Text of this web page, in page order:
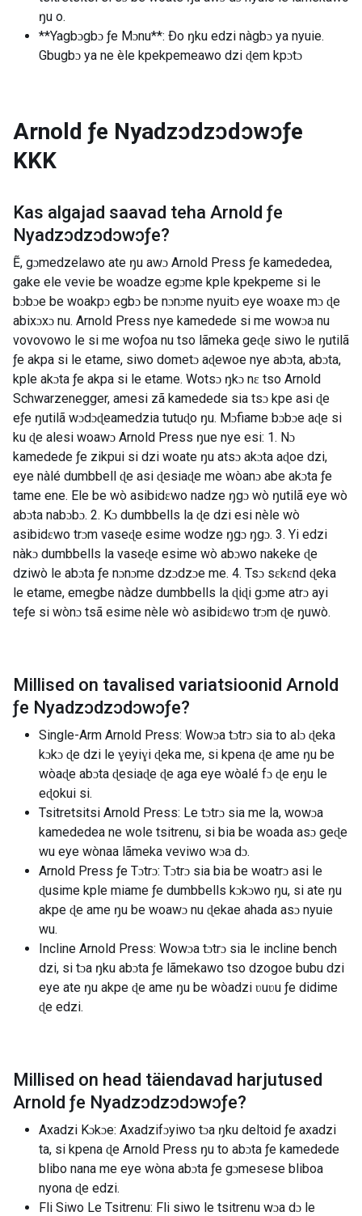
ŋu o.
**Yagbɔgbɔ ƒe Mɔnu**: Ðo ŋku edzi nàgbɔ ya nyuie.
Gbugbɔ ya ne èle kpekpemeawo dzi ɖem kpɔtɔ
Arnold ƒe Nyadzɔdzɔdɔwɔƒe
KKK
Kas algajad saavad teha Arnold ƒe
Nyadzɔdzɔdɔwɔƒe?
Ẽ, gɔmedzelawo ate ŋu awɔ Arnold Press ƒe kamededea,
gake ele vevie be woadze egɔme kple kpekpeme si le
bɔbɔe be woakpɔ egbɔ be nɔnɔme nyuitɔ eye woaxe mɔ ɖe
abixɔxɔ nu. Arnold Press nye kamedede si me wowɔa nu
vovovowo le si me woƒoa nu tso lãmeka geɖe siwo le ŋutilã
ƒe akpa si le etame, siwo dometɔ aɖewoe nye abɔta, abɔta,
kple akɔta ƒe akpa si le etame. Wotsɔ ŋkɔ nɛ tso Arnold
Schwarzenegger, amesi zã kamedede sia tsɔ kpe asi ɖe
eƒe ŋutilã wɔdɔɖeamedzia tutuɖo ŋu. Mɔfiame bɔbɔe aɖe si
ku ɖe alesi woawɔ Arnold Press ŋue nye esi: 1. Nɔ
kamedede ƒe zikpui si dzi woate ŋu atsɔ akɔta aɖoe dzi,
eye nàlé dumbbell ɖe asi ɖesiaɖe me wòanɔ abe akɔta ƒe
tame ene. Ele be wò asibidɛwo nadze ŋgɔ wò ŋutilã eye wò
abɔta nabɔbɔ. 2. Kɔ dumbbells la ɖe dzi esi nèle wò
asibidɛwo trɔm vaseɖe esime wodze ŋgɔ ŋgɔ. 3. Yi edzi
nàkɔ dumbbells la vaseɖe esime wò abɔwo nakeke ɖe
dziwò le abɔta ƒe nɔnɔme dzɔdzɔe me. 4. Tsɔ sɛkɛnd ɖeka
le etame, emegbe nàdze dumbbells la ɖiɖi gɔme atrɔ ayi
teƒe si wònɔ tsã esime nèle wò asibidɛwo trɔm ɖe ŋuwò.
Millised on tavalised variatsioonid Arnold
ƒe Nyadzɔdzɔdɔwɔƒe?
Single-Arm Arnold Press: Wowɔa tɔtrɔ sia to alɔ ɖeka
kɔkɔ ɖe dzi le ɣeyiɣi ɖeka me, si kpena ɖe ame ŋu be
wòaɖe abɔta ɖesiaɖe ɖe aga eye wòalé fɔ ɖe eŋu le
eɖokui si.
Tsitretsitsi Arnold Press: Le tɔtrɔ sia me la, wowɔa
kamededea ne wole tsitrenu, si bia be woada asɔ geɖe
wu eye wònaa lãmeka veviwo wɔa dɔ.
Arnold Press ƒe Tɔtrɔ: Tɔtrɔ sia bia be woatrɔ asi le
ɖusime kple miame ƒe dumbbells kɔkɔwo ŋu, si ate ŋu
akpe ɖe ame ŋu be woawɔ nu ɖekae ahada asɔ nyuie
wu.
Incline Arnold Press: Wowɔa tɔtrɔ sia le incline bench
dzi, si tɔa ŋku abɔta ƒe lãmekawo tso dzogoe bubu dzi
eye ate ŋu akpe ɖe ame ŋu be wòadzi ʋuʋu ƒe didime
ɖe edzi.
Millised on head täiendavad harjutused
Arnold ƒe Nyadzɔdzɔdɔwɔƒe?
Axadzi Kɔkɔe: Axadzifɔyiwo tɔa ŋku deltoid ƒe axadzi
ta, si kpena ɖe Arnold Press ŋu to abɔta ƒe kamedede
blibo nana me eye wòna abɔta ƒe gɔmesese bliboa
nyona ɖe edzi.
Fli Siwo Le Tsitrenu: Fli siwo le tsitrenu wɔa dɔ le